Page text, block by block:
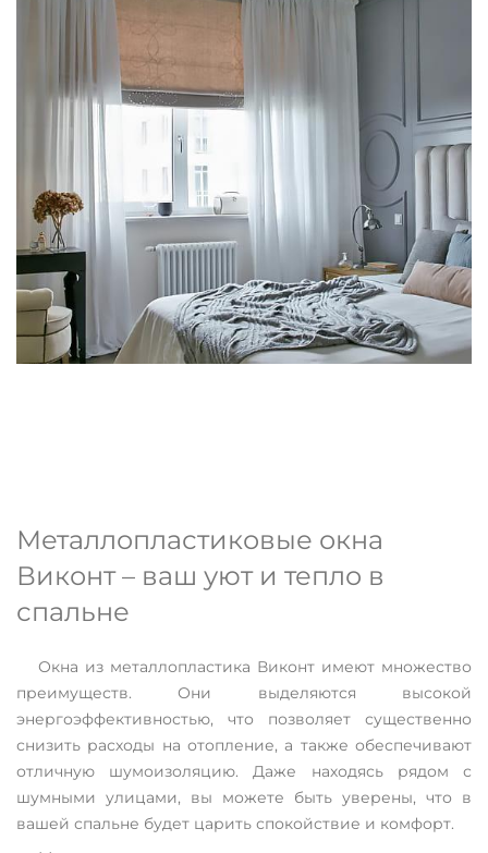
Металлопластиковые окна
Виконт – ваш уют и тепло в
спальне
Окна из металлопластика Виконт имеют множество
преимуществ. Они выделяются высокой
энергоэффективностью, что позволяет существенно
снизить расходы на отопление, а также обеспечивают
отличную шумоизоляцию. Даже находясь рядом с
шумными улицами, вы можете быть уверены, что в
вашей спальне будет царить спокойствие и комфорт.